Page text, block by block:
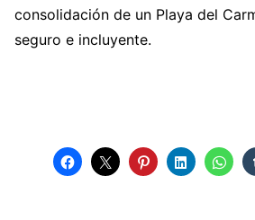
consolidación de un Playa del
seguro e incluyente.